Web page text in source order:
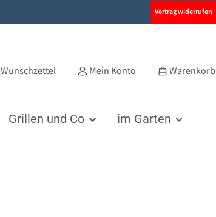
Vertrag widerrufen
Wunschzettel Mein Konto Warenkorb
Grillen und Co im Garten